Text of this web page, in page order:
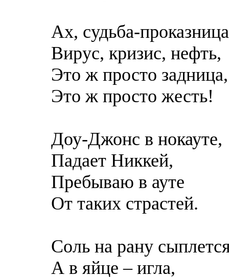
Ах, судьба-
Вирус, кризис, нефть,
Это ж просто задница,
Это ж просто жесть!
Доу-Джонс в нокауте,
Падает Никкей,
Пребываю в ауте
От таких страстей.
Соль на рану
А в яйце – игла,